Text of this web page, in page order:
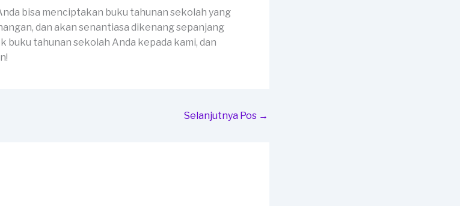
bisa menciptakan buku tahunan sekolah yang
dan akan senantiasa dikenang sepanjang
buku tahunan sekolah Anda kepada kami, dan
Selanjutnya Pos →